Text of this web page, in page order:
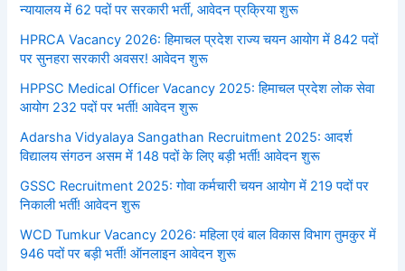
न्यायालय में 62 पदों पर सरकारी भर्ती, आवेदन प्रक्रिया शुरू
HPRCA Vacancy 2026: हिमाचल प्रदेश राज्य चयन आयोग में 842 पदों
पर सुनहरा सरकारी अवसर! आवेदन शुरू
HPPSC Medical Officer Vacancy 2025: हिमाचल प्रदेश लोक सेवा
आयोग 232 पदों पर भर्ती! आवेदन शुरू
Adarsha Vidyalaya Sangathan Recruitment 2025: आदर्श
विद्यालय संगठन असम में 148 पदों के लिए बड़ी भर्ती! आवेदन शुरू
GSSC Recruitment 2025: गोवा कर्मचारी चयन आयोग में 219 पदों पर
निकाली भर्ती! आवेदन शुरू
WCD Tumkur Vacancy 2026: महिला एवं बाल विकास विभाग तुमकुर में
946 पदों पर बड़ी भर्ती! ऑनलाइन आवेदन शुरू